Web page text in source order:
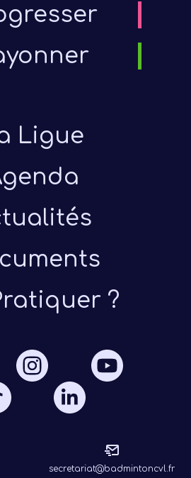
Ligue
?
secretariat@badmintoncvl.fr